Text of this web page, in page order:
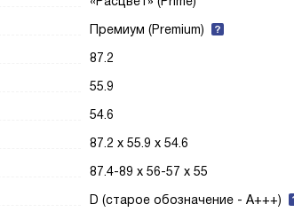
Премиум (Premium)
87.2
55.9
54.6
87.2 х 55.9 х 54.6
87.4-89 х 56-57 х 55
D (старое обозначение - A+++)